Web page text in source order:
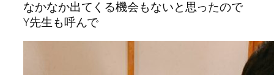
なかなか出てくる機会もないと思ったので
Y先生も呼んで